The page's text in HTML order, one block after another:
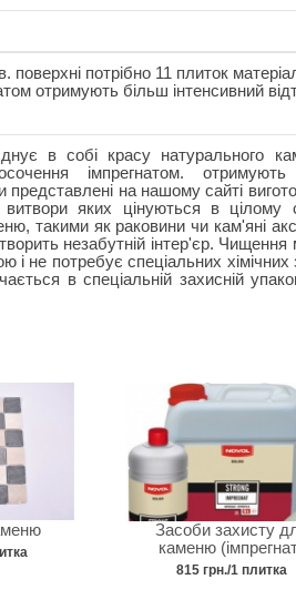
потрібно 11 плиток
отримують більш інтенсивний
в собі красу натурального
імпрегнатом.
представлені на нашому сайті
витвори яких цінуються в цілому
такими як раковини чи кам'яні
незабутній інтер'єр. Чищення
не потребує спеціальних хімічних
в спеціальній захисній
Засоби захисту
каменю
815 грн./1 плитка